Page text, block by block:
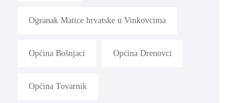
Ogranak Matice hrvatske u Vinkovcima
Općina Bošnjaci Općina Drenovci
Općina Tovarnik